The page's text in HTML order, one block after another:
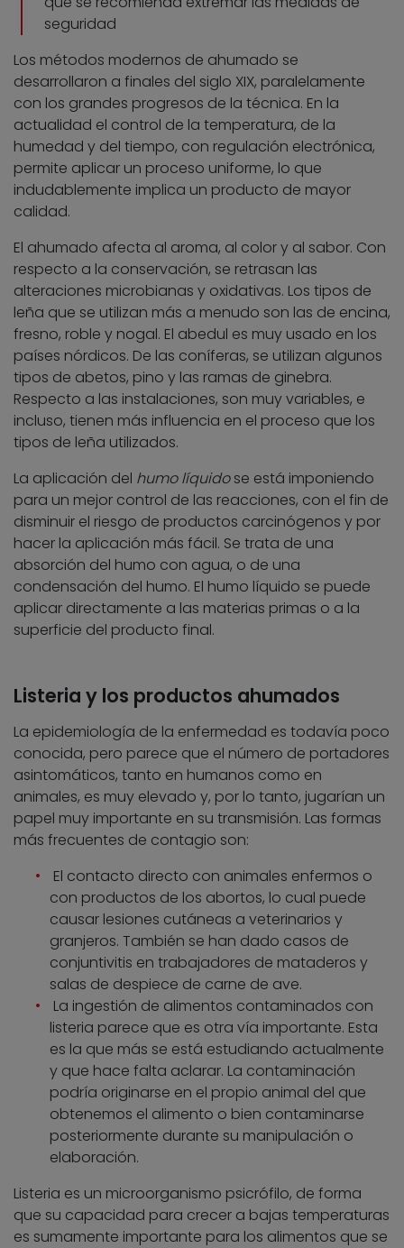
seguridad
Los métodos modernos de ahumado se
desarrollaron a finales del siglo XIX, paralelamente
con los grandes progresos de la técnica. En la
actualidad el control de la temperatura, de la
humedad y del tiempo, con regulación electrónica,
permite aplicar un proceso uniforme, lo que
indudablemente implica un producto de mayor
calidad.
El ahumado afecta al aroma, al color y al sabor. Con
respecto a la conservación, se retrasan las
alteraciones microbianas y oxidativas. Los tipos de
leña que se utilizan más a menudo son las de encina,
fresno, roble y nogal. El abedul es muy usado en los
países nórdicos. De las coníferas, se utilizan algunos
tipos de abetos, pino y las ramas de ginebra.
Respecto a las instalaciones, son muy variables, e
incluso, tienen más influencia en el proceso que los
tipos de leña utilizados.
La aplicación del humo líquidose está imponiendo
para un mejor control de las reacciones, con el fin de
disminuir el riesgo de productos carcinógenos y por
hacer la aplicación más fácil. Se trata de una
absorción del humo con agua, o de una
condensación del humo. El humo líquido se puede
aplicar directamente a las materias primas o a la
superficie del producto final.
Listeria y los productos ahumados
La epidemiología de la enfermedad es todavía poco
conocida, pero parece que el número de portadores
asintomáticos, tanto en humanos como en
animales, es muy elevado y, por lo tanto, jugarían un
papel muy importante en su transmisión. Las formas
más frecuentes de contagio son:
El contacto directo con animales enfermos o
con productos de los abortos, lo cual puede
causar lesiones cutáneas a veterinarios y
granjeros. También se han dado casos de
conjuntivitis en trabajadores de mataderos y
salas de despiece de carne de ave.
La ingestión de alimentos contaminados con
listeria parece que es otra vía importante. Esta
es la que más se está estudiando actualmente
y que hace falta aclarar. La contaminación
podría originarse en el propio animal del que
obtenemos el alimento o bien contaminarse
posteriormente durante su manipulación o
elaboración.
Listeria es un microorganismo psicrófilo, de forma
que su capacidad para crecer a bajas temperaturas
es sumamente importante para los alimentos que se